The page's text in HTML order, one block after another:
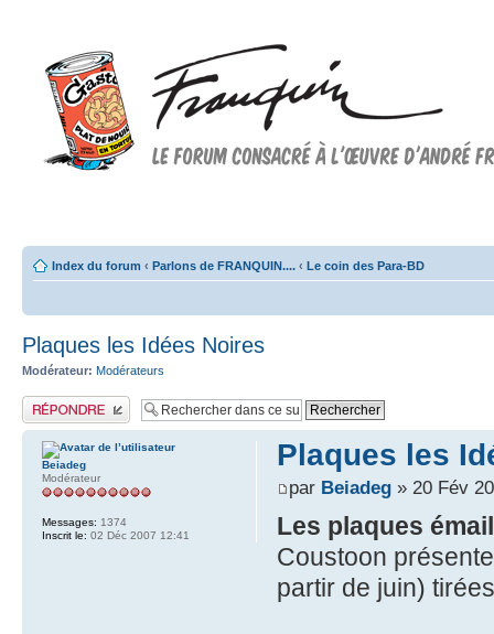
Index du forum ‹ Parlons de FRANQUIN.... ‹ Le coin des Para-BD
Plaques les Idées Noires
Modérateur: Modérateurs
Publier une réponse
Plaques les
par Beiadeg» 20 Fév
Les plaques
Coustoon
partir de juin)
Beiadeg
Modérateur
Messages: 1374
Inscrit le: 02 Déc 2007 12:41